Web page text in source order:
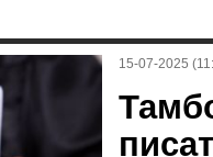
15-07-2025